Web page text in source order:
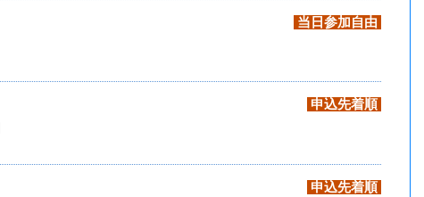
当日参加自由
申込先着順
申込先着順